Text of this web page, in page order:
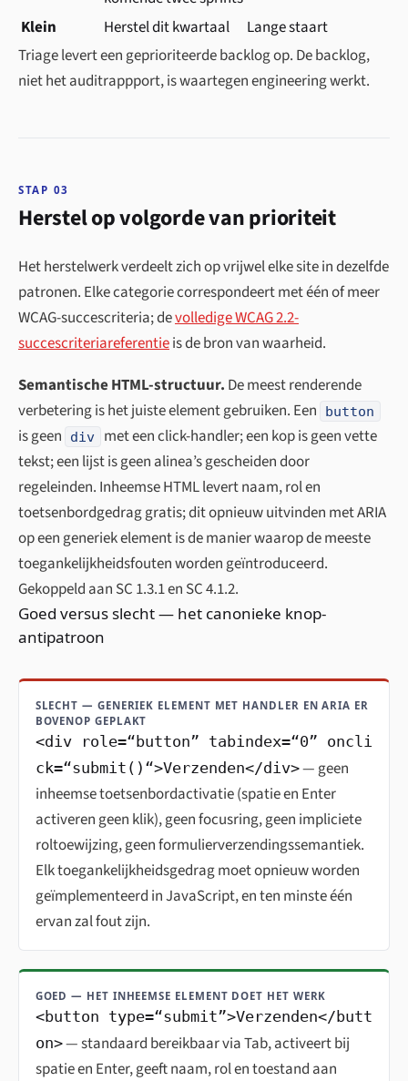
Klein
Herstel dit kwartaal
Lange staart
Triage levert een geprioriteerde backlog op. De backlog,
niet het auditrappport, is waartegen engineering werkt.
STAP 03
Herstel op volgorde van prioriteit
Het herstelwerk verdeelt zich op vrijwel elke site in dezelfde
patronen. Elke categorie correspondeert met één of meer
WCAG-succescriteria; devolledige WCAG 2.2-
succescriteria­referentieis de bron van waarheid.
Semantische HTML-structuur. De meest renderende
verbetering is het juiste element gebruiken. Een
button
is geen div
met een click-handler; een kop is geen vette
tekst; een lijst is geen alinea’s gescheiden door
regeleinden. Inheemse HTML levert naam, rol en
toetsenbordgedrag gratis; dit opnieuw uitvinden met ARIA
op een generiek element is de manier waarop de meeste
toegankelijkheidsfouten worden geïntroduceerd.
Gekoppeld aan SC 1.3.1 en SC 4.1.2.
Goed versus slecht — het canonieke knop-
antipatroon
SLECHT — GENERIEK ELEMENT MET HANDLER EN ARIA ER
BOVENOP GEPLAKT
<div role=“button” tabindex=“0” oncli
ck=“submit()“>Verzenden</div>— geen
inheemse toetsenbordactivatie (spatie en Enter
activeren geen klik), geen focusring, geen impliciete
roltoewijzing, geen formulierverzendingssemantiek.
Elk toegankelijkheidsgedrag moet opnieuw worden
geïmplementeerd in JavaScript, en ten minste één
ervan zal fout zijn.
GOED — HET INHEEMSE ELEMENT DOET HET WERK
<button type=“submit”>Verzenden</butt
on>— standaard bereikbaar via Tab, activeert bij
spatie en Enter, geeft naam, rol en toestand aan